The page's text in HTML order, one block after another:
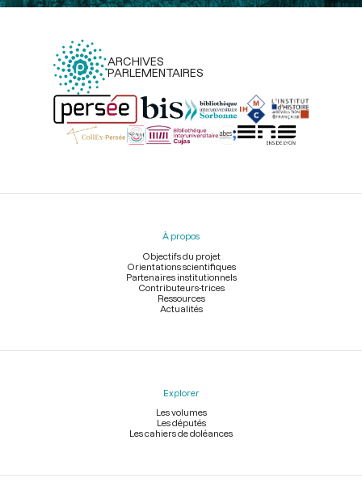
ARCHIVES
PARLEMENTAIRES
Menu
À propos
Objectifs du projet
Orientations scientifiques
Partenaires institutionnels
Contributeurs-trices
Ressources
Actualités
Explorer
Les volumes
Les députés
Les cahiers de doléances